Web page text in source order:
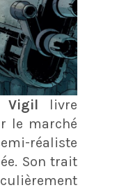
Vigil livre
le marché
réaliste
. Son trait